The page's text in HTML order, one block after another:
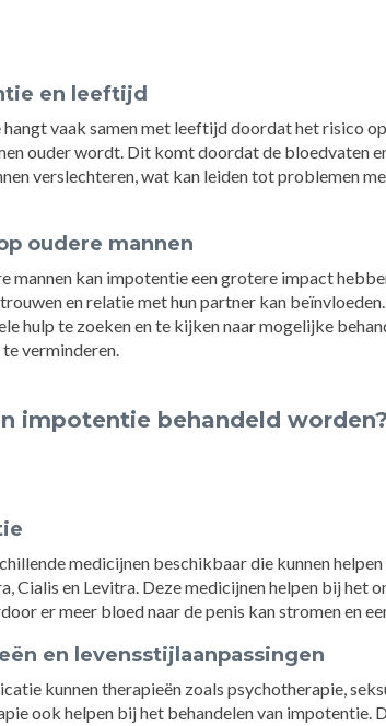
en leeftijd
vaak samen met leeftijd doordat het risico
ouder wordt. Dit komt doordat de bloedvaten
verslechteren, wat kan leiden tot problemen
oudere mannen
mannen kan impotentie een grotere impact
en relatie met hun partner kan
hulp te zoeken en te kijken naar mogelijke
verminderen.
impotentie behandeld worden?
medicijnen beschikbaar die kunnen
Cialis en Levitra. Deze medicijnen helpen bij het
er meer bloed naar de penis kan stromen en
en levensstijlaanpassingen
kunnen therapieën zoals psychotherapie,
ook helpen bij het behandelen van impotentie.